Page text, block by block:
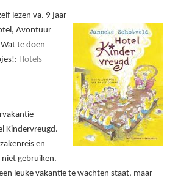
lezen va. 9 jaar
Avontuur
te doen
Hotels
Kindervreugd.
en
gebruiken.
leuke vakantie te wachten staat, maar